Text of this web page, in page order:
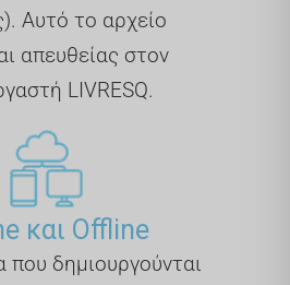
Αυτό το αρχείο
απευθείας στον
LIVRESQ.
και Offline
που δημιουργούνται